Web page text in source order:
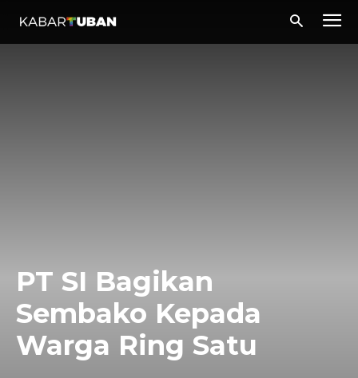
PT SI Bagikan
Sembako Kepada
Warga Ring Satu